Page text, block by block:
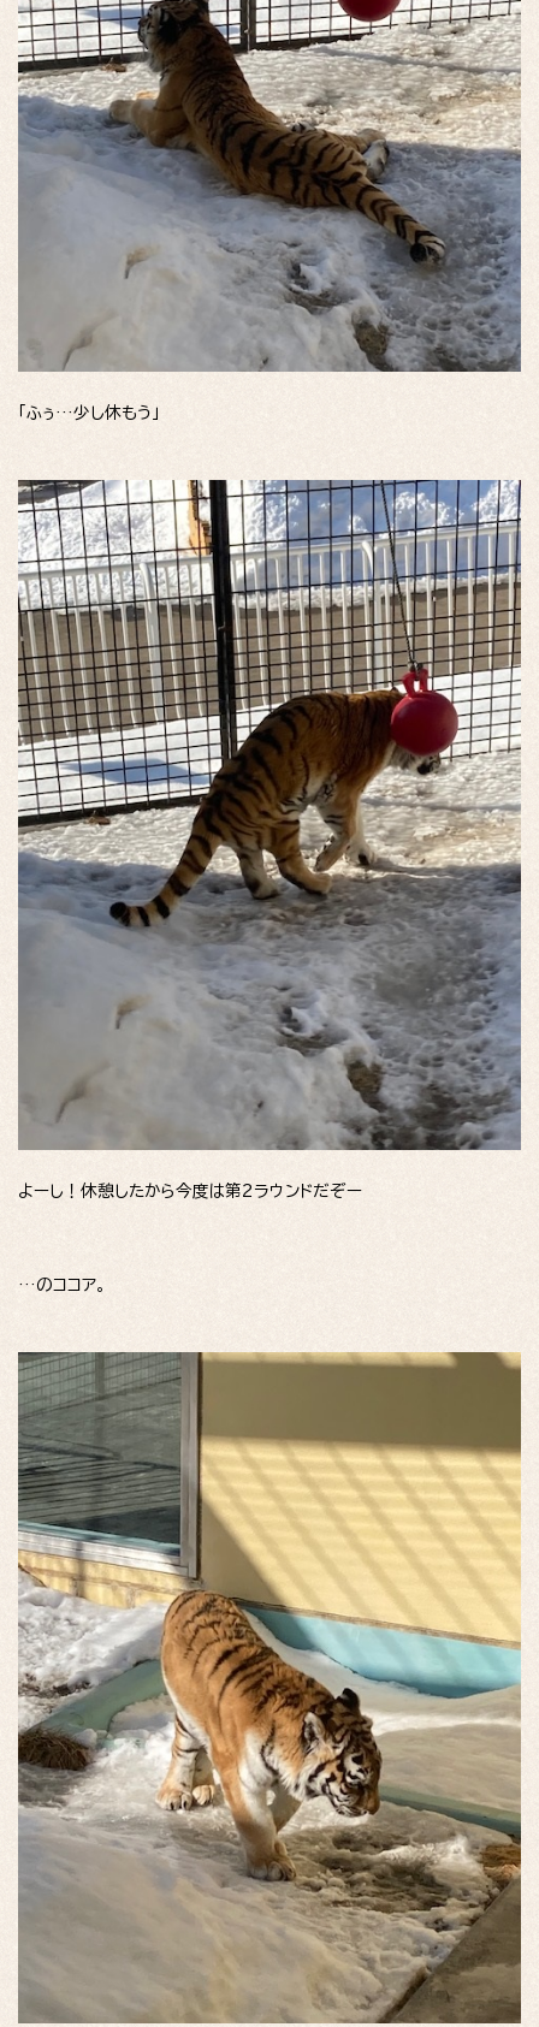
「ふぅ…少し休もう」
よーし！休憩したから今度は第2ラウンドだぞー
…のココア。